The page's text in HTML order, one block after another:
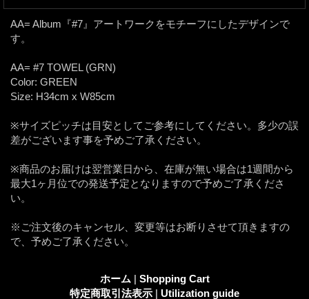
AA= Album『#7』アートワークをモチーフにしたデザインで
す。
AA= #7 TOWEL (GRN)
Color: GREEN
Size: H34cm x W85cm
※サイズピッチは目安としてご参考にしてください。多少の誤
差がございます事を予めご了承ください。
※商品のお届けは翌営業日から、在庫が無い場合は1週間から
最大1ヶ月位での発送予定となりますので予めご了承くださ
い。
※ご注文後のキャンセル、変更等はお断りさせて頂きますの
で、予めご了承ください。
ホーム | Shopping Cart
特定商取引法表示 | Utilization guide